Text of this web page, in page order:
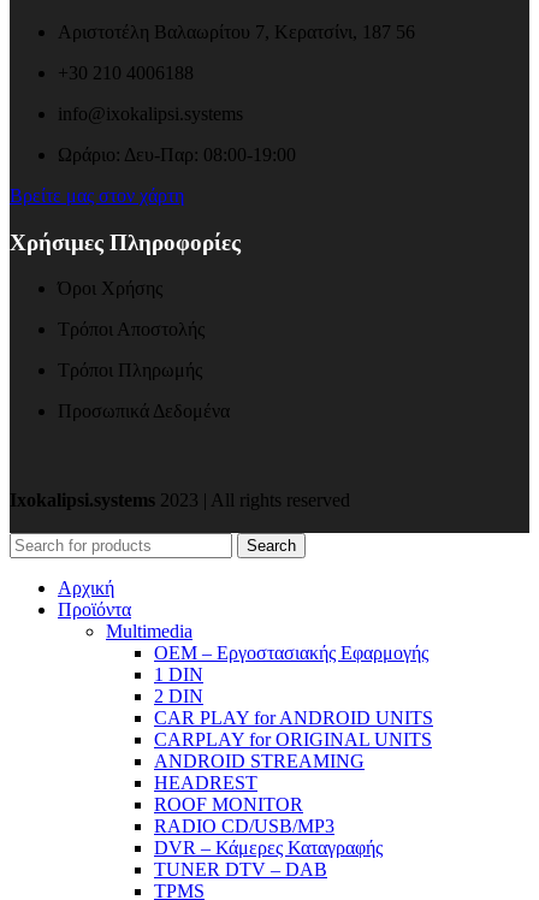
Αριστοτέλη Βαλαωρίτου 7, Κερατσίνι, 187 56
+30 210 4006188
info@ixokalipsi.systems
Ωράριο: Δευ-Παρ: 08:00-19:00
Βρείτε μας στον χάρτη
Χρήσιμες Πληροφορίες
Όροι Χρήσης
Τρόποι Αποστολής
Τρόποι Πληρωμής
Προσωπικά Δεδομένα
Ixokalipsi.systems 2023 | All rights reserved
Search
Αρχική
Προϊόντα
Μultimedia
OEM – Εργοστασιακής Εφαρμογής
1 DIN
2 DIN
CAR PLAY for ANDROID UNITS
CARPLAY for ORIGINAL UNITS
ANDROID STREAMING
HEADREST
ROOF MONITOR
RADIO CD/USB/MP3
DVR – Κάμερες Καταγραφής
TUNER DTV – DAB
TPMS